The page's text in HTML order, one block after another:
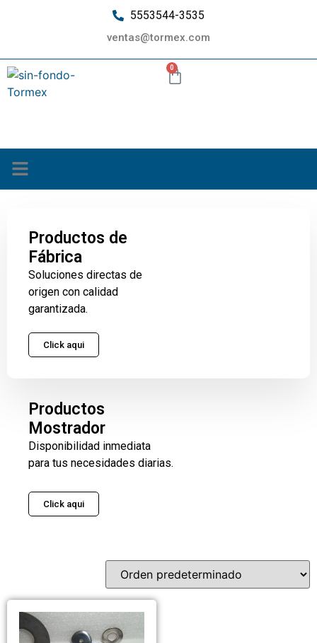
5553544-3535
ventas@tormex.com
0
Productos de
Fábrica
Soluciones directas de
origen con calidad
garantizada.
Click aqui
Productos
Mostrador
Disponibilidad inmediata
para tus necesidades diarias.
Click aqui